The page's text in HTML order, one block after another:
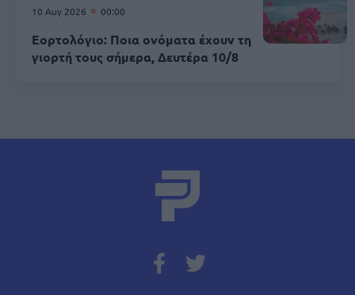
10 Αυγ 2026 00:00
Εορτολόγιο: Ποια ονόματα έχουν τη
γιορτή τους σήμερα, Δευτέρα 10/8